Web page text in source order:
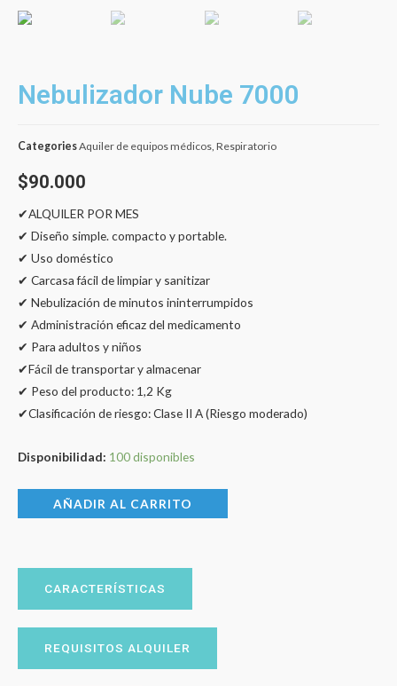
Nebulizador Nube 7000
CategoriesAquiler de equipos médicos Respiratorio
$90.000
✔ALQUILER POR MES
✔ Diseño simple. compacto y portable.
✔ Uso doméstico
✔ Carcasa fácil de limpiar y sanitizar
✔ Nebulización de minutos ininterrumpidos
✔ Administración eficaz del medicamento
✔ Para adultos y niños
✔Fácil de transportar y almacenar
✔ Peso del producto: 1,2 Kg
✔Clasificación de riesgo: Clase II A (Riesgo moderado)
Disponibilidad: 100 disponibles
AÑADIR AL CARRITO
CARACTERÍSTICAS
REQUISITOS ALQUILER